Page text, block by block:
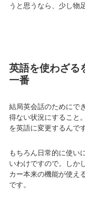
うと思うなら、少し物
英語を使わざる
一番
結局英会話のためにで
得ない状況にすること
を英語に変更するんです
もちろん日常的に使い
いわけですので。しか
カー本来の機能が使え
です。